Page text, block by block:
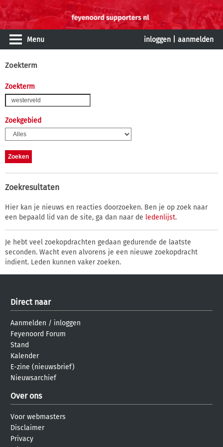
Menu inloggen aanmelden
Zoekterm
Zoekterm
Zoekgebied
Zoekresultaten
Hier kan je nieuws en reacties doorzoeken. Ben je op zoek naar
een bepaald lid van de site, ga dan naar de ledenlijst.
Je hebt veel zoekopdrachten gedaan gedurende de laatste
seconden. Wacht even alvorens je een nieuwe zoekopdracht
indient. Leden kunnen vaker zoeken.
Direct naar
Aanmelden / inloggen
Feyenoord Forum
Stand
Kalender
E-zine (nieuwsbrief)
Nieuwsarchief
Over ons
Voor webmasters
Disclaimer
Privacy